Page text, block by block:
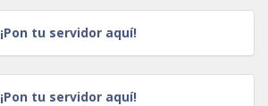
¡Pon tu servidor aquí!
¡Pon tu servidor aquí!